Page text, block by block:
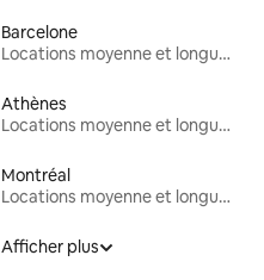
Barcelone
Locations moyenne et longue durée
Athènes
Locations moyenne et longue durée
Montréal
Locations moyenne et longue durée
Afficher plus